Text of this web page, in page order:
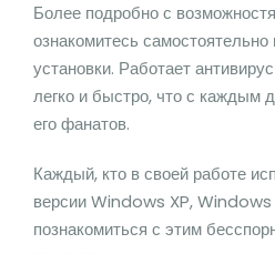
Более подробно с
ознакомитесь
установки. Работает
легко и быстро, что с каждым
его фанатов.
Каждый, кто в своей работе
версии Windows XP,
познакомиться с этим